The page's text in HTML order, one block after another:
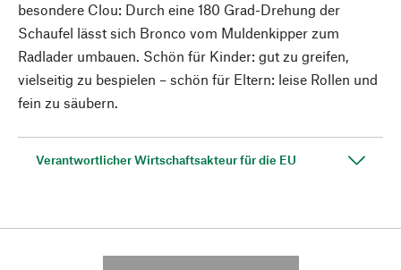
besondere Clou: Durch eine 180 Grad-Drehung der
Schaufel lässt sich Bronco vom Muldenkipper zum
Radlader umbauen. Schön für Kinder: gut zu greifen,
vielseitig zu bespielen – schön für Eltern: leise Rollen und
fein zu säubern.
Verantwortlicher Wirtschaftsakteur für die EU